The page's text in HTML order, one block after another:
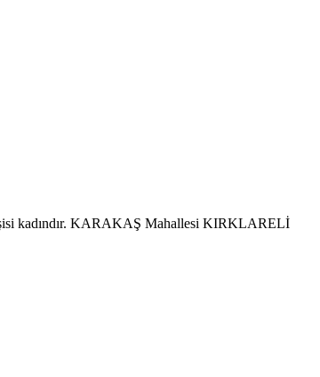
kadındır. KARAKAŞ Mahallesi KIRKLARELİ